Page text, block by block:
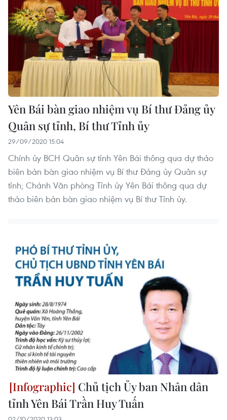
Yên Bái bàn giao nhiệm vụ Bí thư Đảng ủy
Quân sự tỉnh, Bí thư Tỉnh ủy
29/09/2020 15:04
Chính ủy BCH Quân sự tỉnh Yên Bái thông qua dự thảo
biên bản bàn giao nhiệm vụ Bí thư Đảng ủy Quân sự
tỉnh; Chánh Văn phòng Tỉnh ủy Yên Bái thông qua dự
thảo biên bản bàn giao nhiệm vụ Bí thư Tỉnh ủy.
Chủ tịch Ủy ban Nhân dân
tỉnh Yên Bái Trần Huy Tuấn